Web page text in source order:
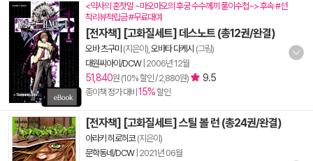
<약사의 혼잣말 ~마오마오의 후궁 수수께끼 풀이수첩~> 후속 #선
착리뷰적립금 #무료대여
[전자책] [고화질세트] 데스노트 (총12권/완결)
오바 츠구미 (지은이), 오바타 다케시 (그림)
대원씨아이/DCW| 2006년 12월
51,840원 (10% 할인 / 2,880원) 9.5
종이책 정가 대비 15%할인
[전자책] [고화질세트] 스틸 볼 런 (총24권/완결)
아라키 히로히코(지은이)
문학동네/DCW| 2021년 06월